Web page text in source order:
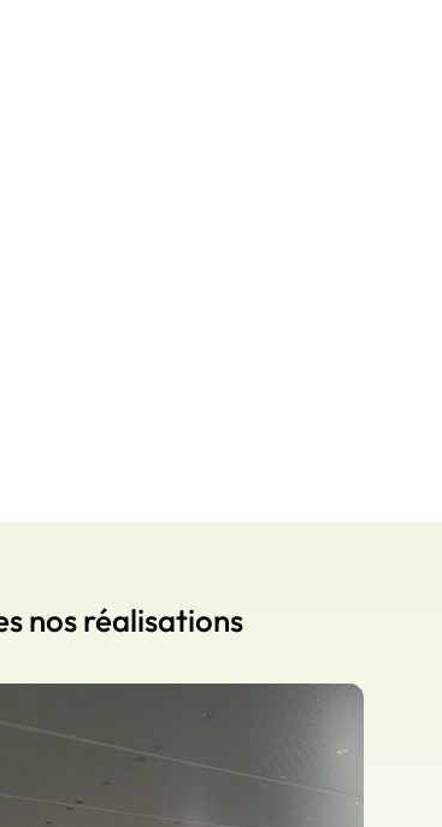
nos réalisations